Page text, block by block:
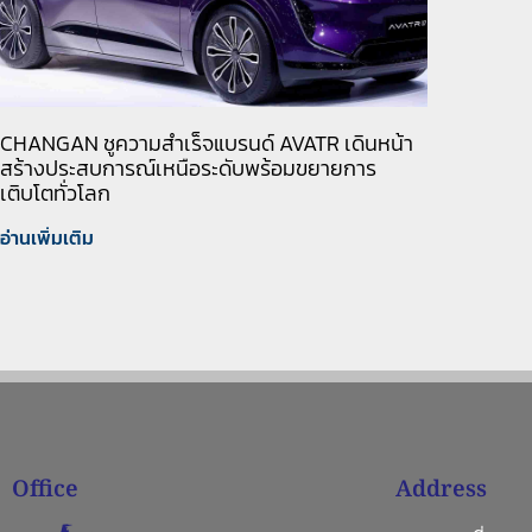
CHANGAN ชูความสำเร็จแบรนด์ AVATR เดินหน้า
สร้างประสบการณ์เหนือระดับพร้อมขยายการ
เติบโตทั่วโลก
อ่านเพิ่มเติม
Office Address